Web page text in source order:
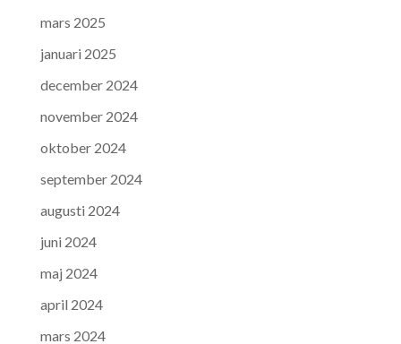
mars 2025
januari 2025
december 2024
november 2024
oktober 2024
september 2024
augusti 2024
juni 2024
maj 2024
april 2024
mars 2024